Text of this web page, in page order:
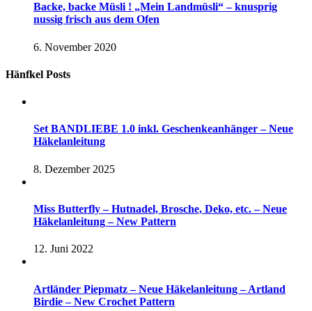
Backe, backe Müsli ! „Mein Landmüsli“ – knusprig
nussig frisch aus dem Ofen
6. November 2020
Hänfkel Posts
Set BANDLIEBE 1.0 inkl. Geschenkeanhänger – Neue
Häkelanleitung
8. Dezember 2025
Miss Butterfly – Hutnadel, Brosche, Deko, etc. – Neue
Häkelanleitung – New Pattern
12. Juni 2022
Artländer Piepmatz – Neue Häkelanleitung – Artland
Birdie – New Crochet Pattern